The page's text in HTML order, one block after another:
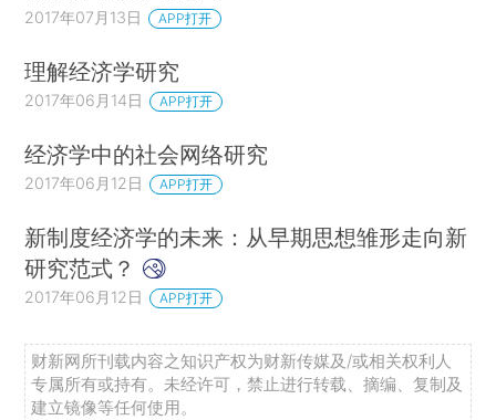
2017年07月13日 APP打开
理解经济学研究
2017年06月14日 APP打开
经济学中的社会网络研究
2017年06月12日 APP打开
新制度经济学的未来：从早期思想雏形走向新
研究范式？
2017年06月12日 APP打开
财新网所刊载内容之知识产权为财新传媒及/或相关权利人
专属所有或持有。未经许可，禁止进行转载、摘编、复制及
建立镜像等任何使用。